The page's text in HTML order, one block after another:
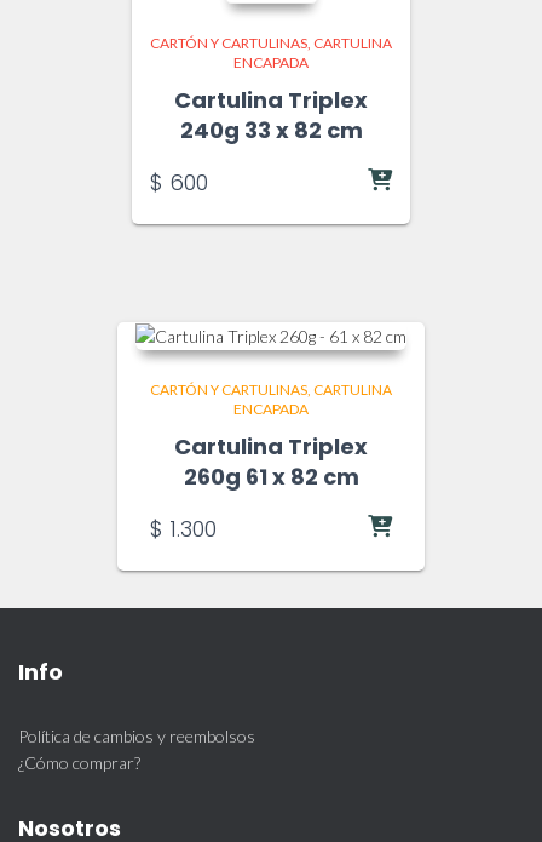
CARTÓN Y CARTULINAS CARTULINA
ENCAPADA
Cartulina Triplex
240g 33 x 82 cm
$ 600
CARTÓN Y CARTULINAS CARTULINA
ENCAPADA
Cartulina Triplex
260g 61 x 82 cm
$ 1.300
Info
Política de cambios y reembolsos
¿Cómo comprar?
Nosotros